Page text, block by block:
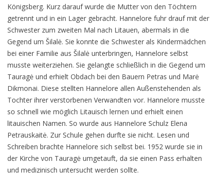
Königsberg. Kurz darauf wurde die Mutter von den Töchtern
getrennt und in ein Lager gebracht. Hannelore fuhr drauf mit der
Schwester zum zweiten Mal nach Litauen, abermals in die
Gegend um Šilalė. Sie konnte die Schwester als Kindermädchen
bei einer Familie aus Šilalė unterbringen, Hannelore selbst
musste weiterziehen. Sie gelangte schließlich in die Gegend um
Tauragė und erhielt Obdach bei den Bauern Petras und Marė
Dikmonai. Diese stellten Hannelore allen Außenstehenden als
Tochter ihrer verstorbenen Verwandten vor. Hannelore musste
so schnell wie möglich Litauisch lernen und erhielt einen
litauischen Namen. So wurde aus Hannelore Schulz Elena
Petrauskaitė. Zur Schule gehen durfte sie nicht. Lesen und
Schreiben brachte Hannelore sich selbst bei. 1952 wurde sie in
der Kirche von Tauragė umgetauft, da sie einen Pass erhalten
und medizinisch untersucht werden sollte.